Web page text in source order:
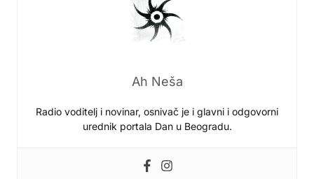
Ah Neša
Radio voditelj i novinar, osnivač je i glavni i odgovorni
urednik portala Dan u Beogradu.